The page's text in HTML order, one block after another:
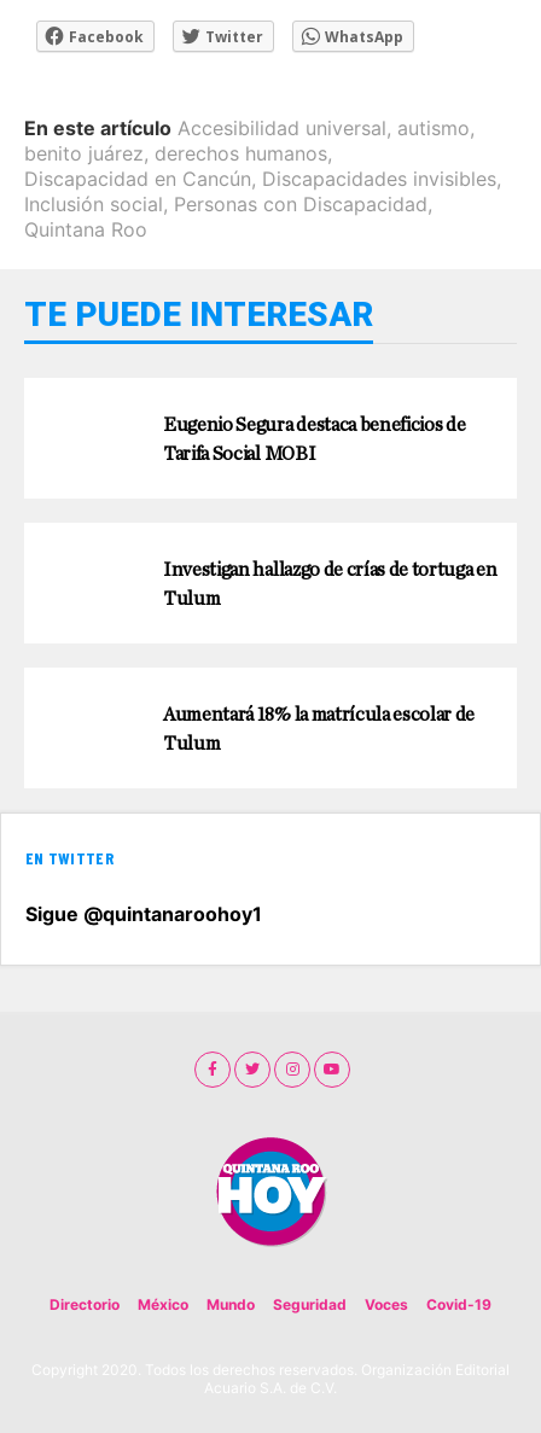
Facebook Twitter WhatsApp
En este artículo Accesibilidad universal, autismo,
benito juárez, derechos humanos,
Discapacidad en Cancún, Discapacidades invisibles,
Inclusión social, Personas con Discapacidad,
Quintana Roo
TE PUEDE INTERESAR
Eugenio Segura destaca beneficios de
Tarifa Social MOBI
Investigan hallazgo de crías de tortuga en
Tulum
Aumentará 18% la matrícula escolar de
Tulum
EN TWITTER
Sigue @quintanaroohoy1
Directorio México Mundo Seguridad Voces Covid-19